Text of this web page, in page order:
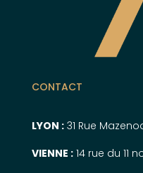
CONTACT
LYON :31 Rue
VIENNE :14 rue du 11